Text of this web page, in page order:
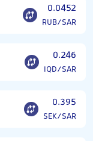
0.0452
RUB/SAR
0.246
IQD/SAR
0.395
SEK/SAR